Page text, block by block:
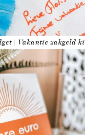
| Vakantie zakgeld